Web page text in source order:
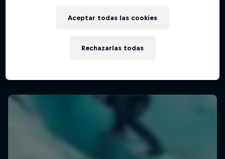
Rechazarlas todas
Aceptar todas las cookies